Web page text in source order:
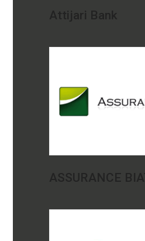
Attijari Bank
ASSURANCE BIAT